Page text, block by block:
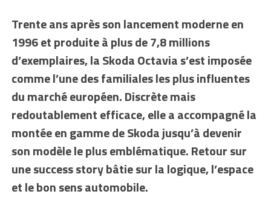
Trente ans après son lancement moderne en
1996 et produite à plus de 7,8 millions
d’exemplaires, la Skoda Octavia s’est imposée
comme l’une des familiales les plus influentes
du marché européen. Discrète mais
redoutablement efficace, elle a accompagné la
montée en gamme de Skoda jusqu’à devenir
son modèle le plus emblématique. Retour sur
une success story bâtie sur la logique, l’espace
et le bon sens automobile.